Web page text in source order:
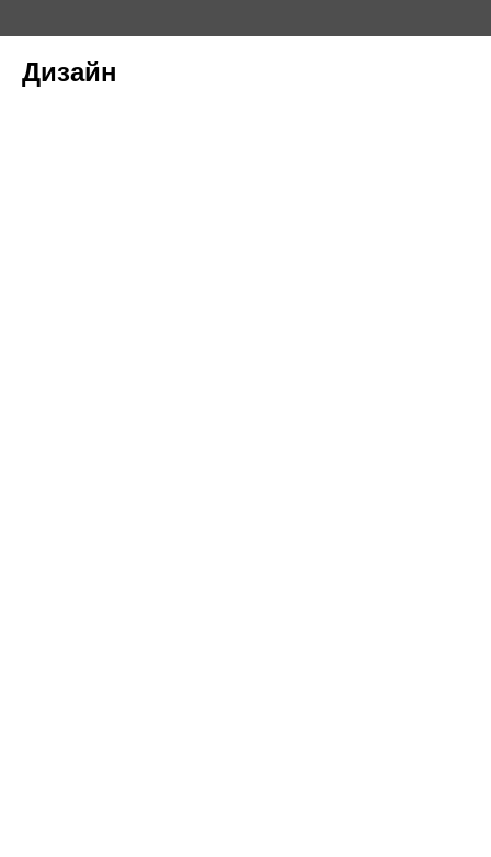
Дизайн